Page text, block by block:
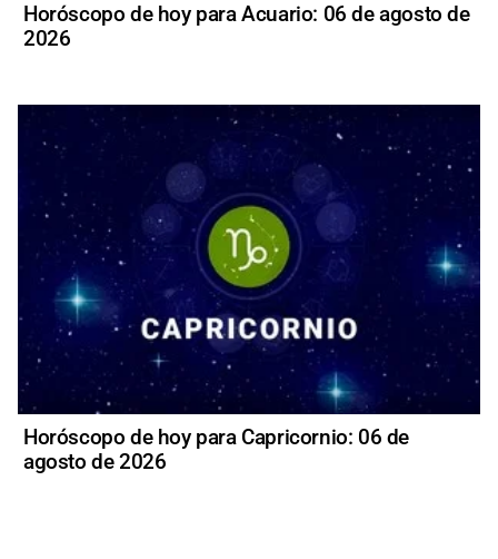
Horóscopo de hoy para Acuario: 06 de agosto de
2026
Horóscopo de hoy para Capricornio: 06 de
agosto de 2026